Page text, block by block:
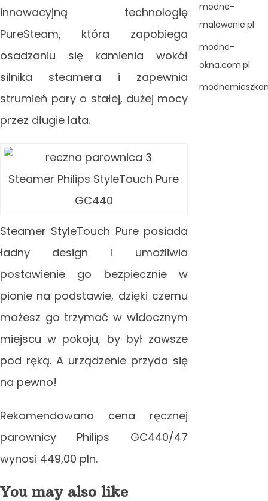
innowacyjną technologię
PureSteam, która zapobiega
osadzaniu się kamienia wokół
silnika steamera i zapewnia
strumień pary o stałej, dużej mocy
przez długie lata.
Steamer Philips StyleTouch Pure
GC440
Steamer StyleTouch Pure posiada
ładny design i umożliwia
postawienie go bezpiecznie w
pionie na podstawie, dzięki czemu
możesz go trzymać w widocznym
miejscu w pokoju, by był zawsze
pod ręką. A urządzenie przyda się
na pewno!
Rekomendowana cena ręcznej
parownicy Philips GC440/47
wynosi 449,00 pln.
You may also like
modne-
malowanie.pl
modne-
okna.com.pl